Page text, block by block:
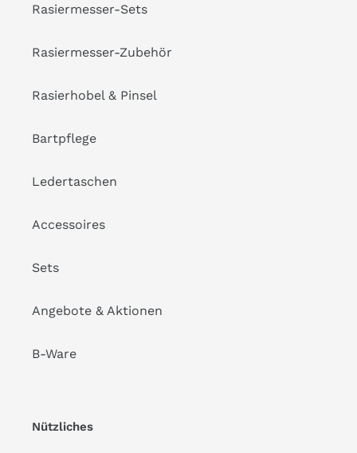
Rasiermesser-Sets
Rasiermesser-Zubehör
Rasierhobel & Pinsel
Bartpflege
Ledertaschen
Accessoires
Sets
Angebote & Aktionen
B-Ware
Nützliches